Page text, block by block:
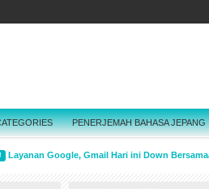
PENERJEMAH BAHASA JEPANG
Google, Gmail Hari ini Down Bersamaan